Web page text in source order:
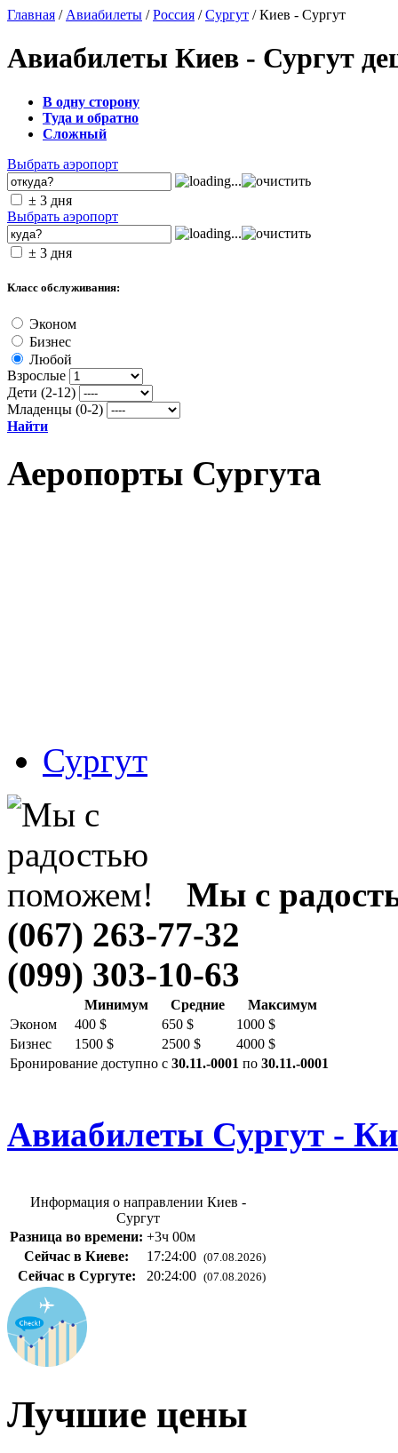
Главная / Авиабилеты /Россия /Сургут / Киев - Сургут
Авиабилеты Киев - Сургут
В одну сторону
Туда и обратно
Сложный
Выбрать аэропорт
± 3 дня
Выбрать аэропорт
± 3 дня
Класс обслуживания:
Эконом
Бизнес
Любой
Взрослые
Дети (2-12)
Младенцы (0-2)
Найти
Аеропорты Сургута
Сургут
Мы с
(067) 263-77-32
(099) 303-10-63
Минимум Средние
Максимум
Эконом
400 $ 650 $
1000 $
Бизнес
1500 $ 2500 $
4000 $
Бронирование доступно с 30.11.-0001 по 30.11.-0001
Авиабилеты Сургут -
Информация о направлении Киев -
Сургут
Разница во времени: +3ч 00м
Сейчас в Киеве:
17:24:01 (07.08.2026)
Сейчас в Сургуте: 20:24:01 (07.08.2026)
Лучшие цены